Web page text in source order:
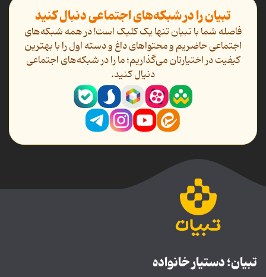
تبیان را در شبکه‌های اجتماعی دنبال کنید
فاصله شما با تبیان تنها یک کلیک است! در همه شبکه‌های
اجتماعی حاضریم و محتواهای داغ و دسته اول را با بهترین
کیفیت در اختیارتان می‌گذاریم؛ ما را در شبکه‌های اجتماعی
دنیال کنید.
تبیان؛ دستیار خانواده